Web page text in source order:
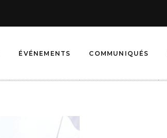
ÉVÉNEMENTS COMMUNIQUÉS